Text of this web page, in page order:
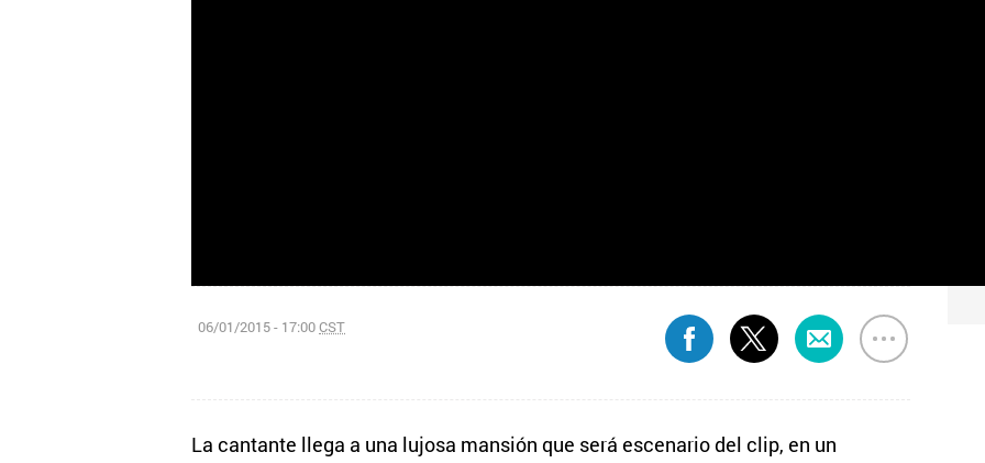
06/01/2015 - 17:00CST
La cantante llega a una lujosa mansión que será escenario del clip, en un